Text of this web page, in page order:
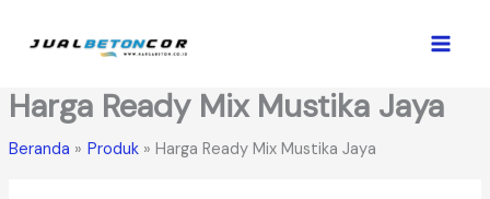
Harga Ready Mix Mustika Jaya
Beranda Produk Harga Ready Mix Mustika Jaya